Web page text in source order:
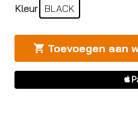
Kleur BLACK
Toevoegen aan